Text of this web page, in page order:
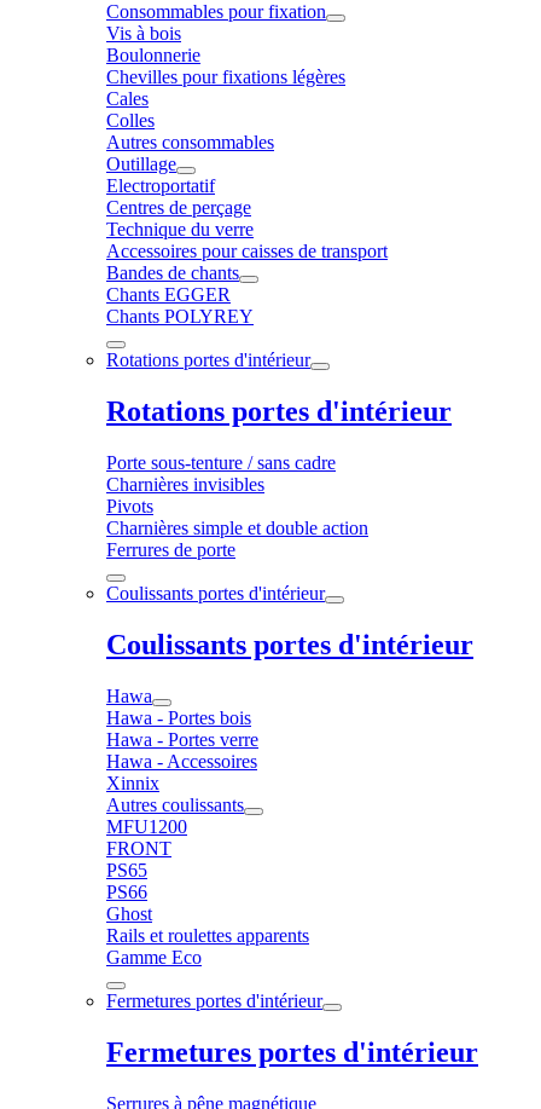
Consommables pour fixation
Vis à bois
Boulonnerie
Chevilles pour fixations légères
Cales
Colles
Autres consommables
Outillage
Electroportatif
Centres de perçage
Technique du verre
Accessoires pour caisses de transport
Bandes de chants
Chants EGGER
Chants POLYREY
Rotations portes d'intérieur
Rotations portes d'intérieur
Porte sous-tenture / sans cadre
Charnières invisibles
Pivots
Charnières simple et double action
Ferrures de porte
Coulissants portes d'intérieur
Coulissants portes d'intérieur
Hawa
Hawa - Portes bois
Hawa - Portes verre
Hawa - Accessoires
Xinnix
Autres coulissants
MFU1200
FRONT
PS65
PS66
Ghost
Rails et roulettes apparents
Gamme Eco
Fermetures portes d'intérieur
Fermetures portes d'intérieur
Serrures à pêne magnétique